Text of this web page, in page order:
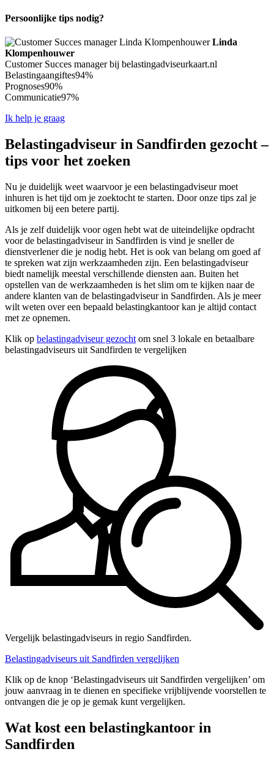
Persoonlijke tips nodig?
Linda
Klompenhouwer
Customer Succes manager bij belastingadviseurkaart.nl
Belastingaangiftes94%
Prognoses90%
Communicatie97%
Ik help je graag
Belastingadviseur in Sandfirden gezocht –
tips voor het zoeken
Nu je duidelijk weet waarvoor je een belastingadviseur moet
inhuren is het tijd om je zoektocht te starten. Door onze tips zal je
uitkomen bij een betere partij.
Als je zelf duidelijk voor ogen hebt wat de uiteindelijke opdracht
voor de belastingadviseur in Sandfirden is vind je sneller de
dienstverlener die je nodig hebt. Het is ook van belang om goed af
te spreken wat zijn werkzaamheden zijn. Een belastingadviseur
biedt namelijk meestal verschillende diensten aan. Buiten het
opstellen van de werkzaamheden is het slim om te kijken naar de
andere klanten van de belastingadviseur in Sandfirden. Als je meer
wilt weten over een bepaald belastingkantoor kan je altijd contact
met ze opnemen.
Klik op belastingadviseur gezocht om snel 3 lokale en betaalbare
belastingadviseurs uit Sandfirden te vergelijken
Vergelijk belastingadviseurs in regio Sandfirden.
Belastingadviseurs uit Sandfirden vergelijken
Klik op de knop ‘Belastingadviseurs uit Sandfirden vergelijken’ om
jouw aanvraag in te dienen en specifieke vrijblijvende voorstellen te
ontvangen die je op je gemak kunt vergelijken.
Wat kost een belastingkantoor in
Sandfirden